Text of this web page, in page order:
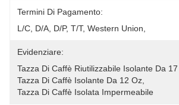
Termini Di Pagamento:
L/C, D/A, D/P, T/T, Western Union,
Evidenziare:
Tazza Di Caffè Riutilizzabile Isolante Da
Tazza Di Caffè Isolante Da 12 Oz
Tazza Di Caffè Isolata Impermeabile